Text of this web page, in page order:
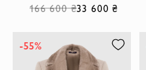
166 600 ₴33 600 ₴
-55%